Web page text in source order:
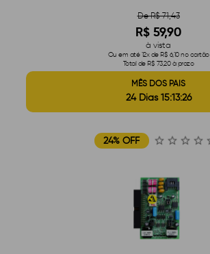
De R$ 71,43
R$ 59,90
à vista
Ou em até 12x de R$ 6,10 no cartão
Total de R$ 73,20 à prazo
MÊS DOS PAIS
24 Dias 15:13:25
24% OFF